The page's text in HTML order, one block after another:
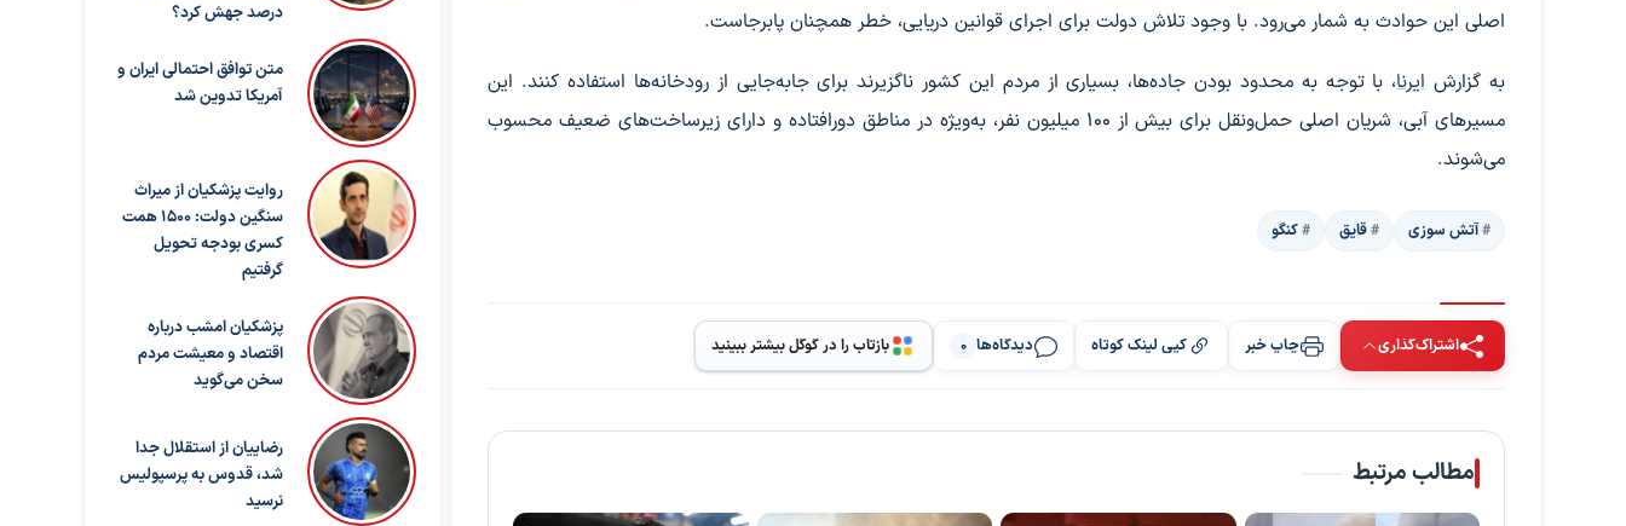
اصلی این حوادث به شمار می‌رود. با وجود تلاش دولت برای اجرای قوانین دریایی، خطر همچنان پابرجاست.
به گزارش ایرنا، با توجه به محدود بودن جاده‌ها، بسیاری از مردم این کشور ناگزیرند برای جابه‌جایی از رودخانه‌ها استفاده کنند. این
مسیرهای آبی، شریان اصلی حمل‌ونقل برای بیش از ۱۰۰ میلیون نفر، به‌ویژه در مناطق دورافتاده و دارای زیرساخت‌های ضعیف محسوب
می‌شوند.
آتش سوزی قایق کنگو
اشتراک‌گذاری چاپ خبر کپی لینک کوتاه دیدگاه‌ها 0 بازتاب را در گوگل بیشتر ببینید
مطالب مرتبط
درصد جهش کرد؟
متن توافق احتمالی ایران و
آمریکا تدوین شد
روایت پزشکیان از میراث
سنگین دولت: ۱۵۰۰ همت
کسری بودجه تحویل
گرفتیم
پزشکیان امشب درباره
اقتصاد و معیشت مردم
سخن می‌گوید
رضاییان از استقلال جدا
شد، قدوس به پرسپولیس
نرسید